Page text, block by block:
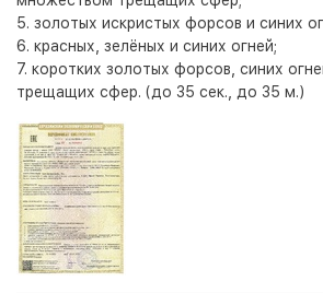
5. золотых искристых форсов и синих
6. красных, зелёных и синих огней;
7. коротких золотых форсов, синих
трещащих сфер. (до 35 сек., до 35 м.)